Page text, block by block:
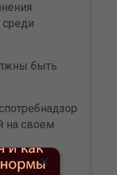
быть
на своем
×